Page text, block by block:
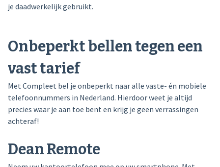
je daadwerkelijk gebruikt.
Onbeperkt bellen tegen een
vast tarief
Met Compleet bel je onbeperkt naar alle vaste- én mobiele
telefoonnummers in Nederland. Hierdoor weet je altijd
precies waar je aan toe bent en krijg je geen verrassingen
achteraf!
Dean Remote